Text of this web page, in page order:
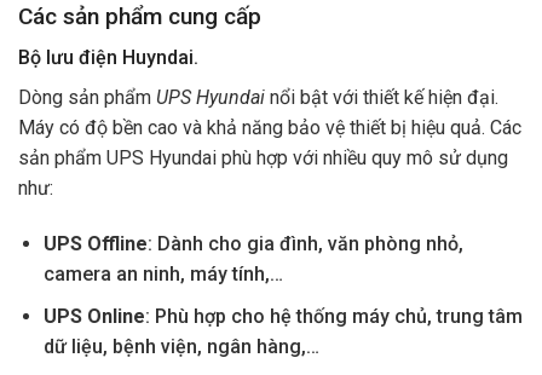
Các sản phẩm cung cấp
Bộ lưu điện Huyndai.
Dòng sản phẩm UPS Hyundai nổi bật với thiết kế hiện đại.
Máy có độ bền cao và khả năng bảo vệ thiết bị hiệu quả. Các
sản phẩm UPS Hyundai phù hợp với nhiều quy mô sử dụng
như:
UPS Offline: Dành cho gia đình, văn phòng nhỏ,
camera an ninh, máy tính,…
UPS Online: Phù hợp cho hệ thống máy chủ, trung tâm
dữ liệu, bệnh viện, ngân hàng,…